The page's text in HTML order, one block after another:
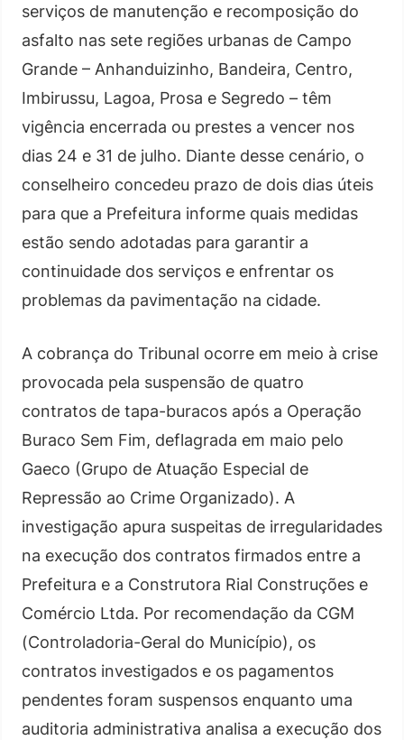
serviços de manutenção e recomposição do
asfalto nas sete regiões urbanas de Campo
Grande – Anhanduizinho, Bandeira, Centro,
Imbirussu, Lagoa, Prosa e Segredo – têm
vigência encerrada ou prestes a vencer nos
dias 24 e 31 de julho. Diante desse cenário, o
conselheiro concedeu prazo de dois dias úteis
para que a Prefeitura informe quais medidas
estão sendo adotadas para garantir a
continuidade dos serviços e enfrentar os
problemas da pavimentação na cidade.
A cobrança do Tribunal ocorre em meio à crise
provocada pela suspensão de quatro
contratos de tapa-buracos após a Operação
Buraco Sem Fim, deflagrada em maio pelo
Gaeco (Grupo de Atuação Especial de
Repressão ao Crime Organizado). A
investigação apura suspeitas de irregularidades
na execução dos contratos firmados entre a
Prefeitura e a Construtora Rial Construções e
Comércio Ltda. Por recomendação da CGM
(Controladoria-Geral do Município), os
contratos investigados e os pagamentos
pendentes foram suspensos enquanto uma
auditoria administrativa analisa a execução dos